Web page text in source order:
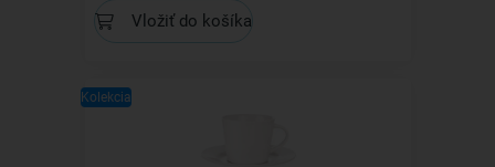
Vložiť do košíka
Kolekcia